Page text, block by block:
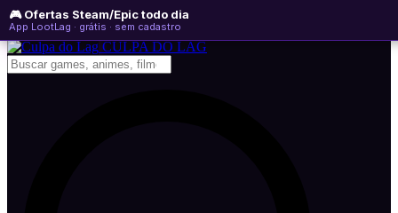
🎮 Ofertas Steam/Epic todo dia
App LootLag · grátis · sem cadastro
domingo, 09 de agosto de 2026 WhatsApp
Newsletter
CULPA DO LAG